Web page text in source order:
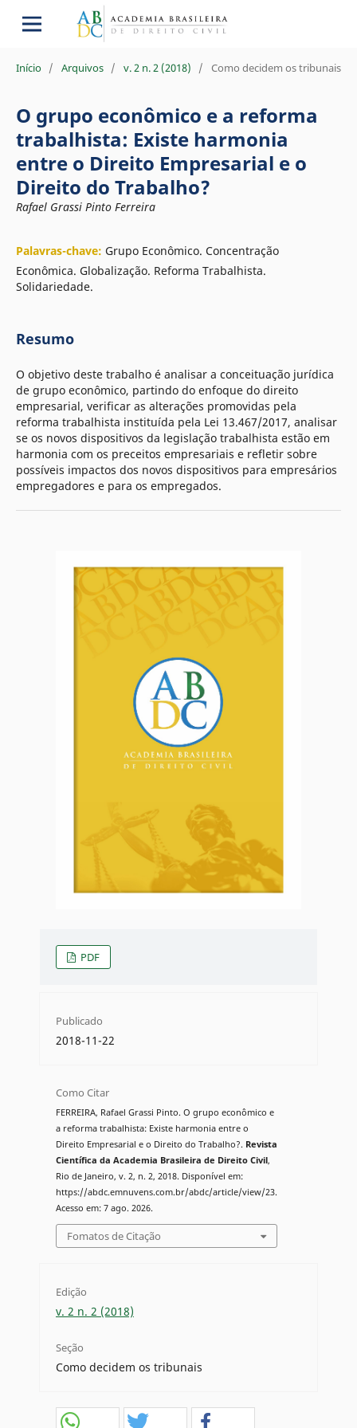
Início / Arquivos / v. 2 n. 2 (2018) / Como decidem os tribunais
O grupo econômico e a reforma
trabalhista: Existe harmonia
entre o Direito Empresarial e o
Direito do Trabalho?
Rafael Grassi Pinto Ferreira
Palavras-chave: Grupo Econômico. Concentração
Econômica. Globalização. Reforma Trabalhista.
Solidariedade.
Resumo
O objetivo deste trabalho é analisar a conceituação jurídica
de grupo econômico, partindo do enfoque do direito
empresarial, verificar as alterações promovidas pela
reforma trabalhista instituída pela Lei 13.467/2017, analisar
se os novos dispositivos da legislação trabalhista estão em
harmonia com os preceitos empresariais e refletir sobre
possíveis impactos dos novos dispositivos para empresários
empregadores e para os empregados.
PDF
Publicado
2018-11-22
Como Citar
FERREIRA, Rafael Grassi Pinto. O grupo econômico e
a reforma trabalhista: Existe harmonia entre o
Direito Empresarial e o Direito do Trabalho?. Revista
Científica da Academia Brasileira de Direito Civil,
Rio de Janeiro, v. 2, n. 2, 2018. Disponível em:
https://abdc.emnuvens.com.br/abdc/article/view/23.
Acesso em: 7 ago. 2026.
Fomatos de Citação
Edição
v. 2 n. 2 (2018)
Seção
Como decidem os tribunais